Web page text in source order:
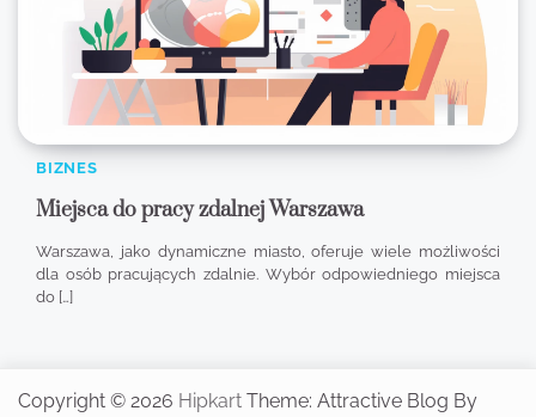
BIZNES
Miejsca do pracy zdalnej Warszawa
Warszawa, jako dynamiczne miasto, oferuje wiele możliwości
dla osób pracujących zdalnie. Wybór odpowiedniego miejsca
do […]
Copyright © 2026 Hipkart Theme: Attractive Blog By